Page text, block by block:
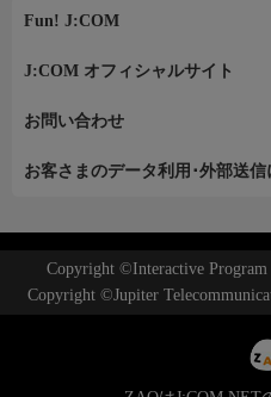
Fun! J:COM
J:COM オフィシャルサイト
お問い合わせ
お客さまのデータ利用･外部送信
Copyright ©Interactive
Copyright ©Jupiter